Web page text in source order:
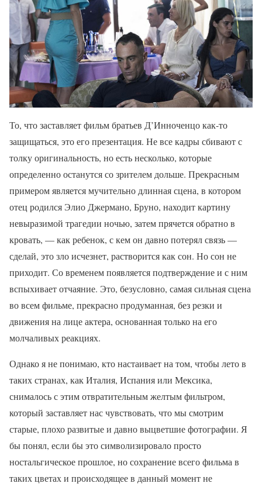
То, что заставляет фильм братьев Д’Инноченцо как-то
защищаться, это его презентация. Не все кадры сбивают с
толку оригинальность, но есть несколько, которые
определенно останутся со зрителем дольше. Прекрасным
примером является мучительно длинная сцена, в котором
отец родился Элио Джермано, Бруно, находит картину
невыразимой трагедии ночью, затем прячется обратно в
кровать, — как ребенок, с кем он давно потерял связь —
сделай, это зло исчезнет, растворится как сон. Но сон не
приходит. Со временем появляется подтверждение и с ним
вспыхивает отчаяние. Это, безусловно, самая сильная сцена
во всем фильме, прекрасно продуманная, без резки и
движения на лице актера, основанная только на его
молчаливых реакциях.
Однако я не понимаю, кто настаивает на том, чтобы лето в
таких странах, как Италия, Испания или Мексика,
снималось с этим отвратительным желтым фильтром,
который заставляет нас чувствовать, что мы смотрим
старые, плохо развитые и давно выцветшие фотографии. Я
бы понял, если бы это символизировало просто
ностальгическое прошлое, но сохранение всего фильма в
таких цветах и происходящее в данный момент не